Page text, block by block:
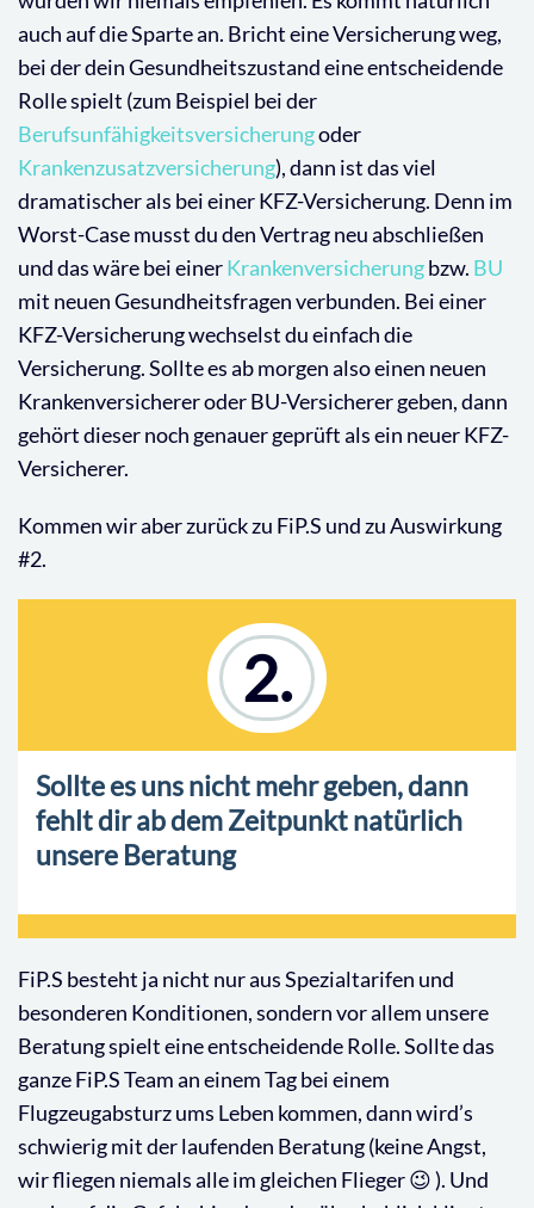
auch auf die Sparte an. Bricht eine Versicherung weg,
bei der dein Gesundheitszustand eine entscheidende
Rolle spielt (zum Beispiel bei der
Berufsunfähigkeitsversicherungoder
Krankenzusatzversicherung), dann ist das viel
dramatischer als bei einer KFZ-Versicherung. Denn im
Worst-Case musst du den Vertrag neu abschließen
und das wäre bei einerKrankenversicherungbzw. BU
mit neuen Gesundheitsfragen verbunden. Bei einer
KFZ-Versicherung wechselst du einfach die
Versicherung. Sollte es ab morgen also einen neuen
Krankenversicherer oder BU-Versicherer geben, dann
gehört dieser noch genauer geprüft als ein neuer KFZ-
Versicherer.
Kommen wir aber zurück zu FiP.S und zu Auswirkung
#2.
2.
Sollte es uns nicht mehr geben, dann
fehlt dir ab dem Zeitpunkt natürlich
unsere Beratung
FiP.S besteht ja nicht nur aus Spezialtarifen und
besonderen Konditionen, sondern vor allem unsere
Beratung spielt eine entscheidende Rolle. Sollte das
ganze FiP.S Team an einem Tag bei einem
Flugzeugabsturz ums Leben kommen, dann wird’s
schwierig mit der laufenden Beratung (keine Angst,
wir fliegen niemals alle im gleichen Flieger 😉 ). Und